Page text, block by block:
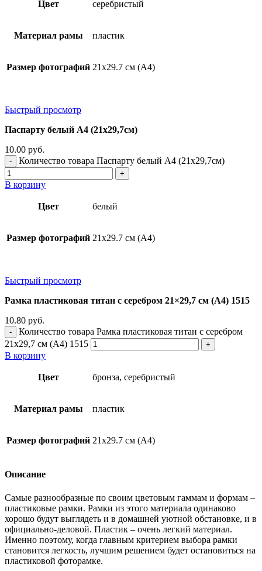
Цвет серебристый
Материал рамы пластик
Размер фотографий 21х29.7 см (А4)
Быстрый просмотр
Паспарту белый А4 (21х29,7см)
10.00 руб.
Количество товара Паспарту белый А4 (21х29,7см)
В корзину
Цвет белый
Размер фотографий 21х29.7 см (А4)
Быстрый просмотр
Рамка пластиковая титан с серебром 21×29,7 см (А4) 1515
10.80 руб.
Количество товара Рамка пластиковая титан с серебром
21x29,7 см (А4) 1515
В корзину
Цвет бронза, серебристый
Материал рамы пластик
Размер фотографий 21х29.7 см (А4)
Описание
Самые разнообразные по своим цветовым гаммам и формам –
пластиковые рамки. Рамки из этого материала одинаково
хорошо будут выглядеть и в домашней уютной обстановке, и в
официально-деловой. Пластик – очень легкий материал.
Именно поэтому, когда главным критерием выбора рамки
становится легкость, лучшим решением будет остановиться на
пластиковой фоторамке.